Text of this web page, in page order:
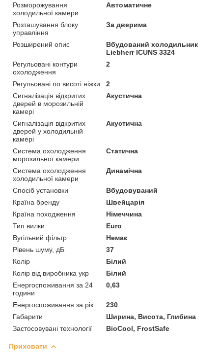
Розморожування
холодильної камери
Автоматичне
Розташування блоку
управління
За дверима
Розширений опис
Вбудований холодильник
Liebherr ICUNS 3324
Регульовані контури
охолодження
2
Регульовані по висоті ніжки
2
Сигналізація відкритих
дверей в морозильній
камері
Акустична
Сигналізація відкритих
дверей у холодильній
камері
Акустична
Система охолодження
морозильної камери
Статична
Система охолодження
холодильної камери
Динамічна
Спосіб установки
Вбудовуваний
Країна бренду
Швейцарія
Країна походження
Німеччина
Тип вилки
Euro
Вугільний фільтр
Немає
Рівень шуму, дБ
37
Колір
Білий
Колір від виробника укр
Білий
Енергоспоживання за 24
години
0,63
Енергоспоживання за рік
230
Габарити
Ширина, Висота, Глибина
Застосовувані технології
BioCool, FrostSafe
Приховати